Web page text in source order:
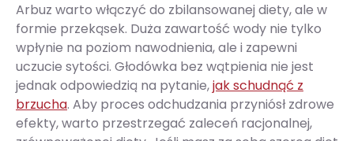
Arbuz warto włączyć do zbilansowanej diety, ale w
formie przekąsek. Duża zawartość wody nie tylko
wpłynie na poziom nawodnienia, ale i zapewni
uczucie sytości. Głodówka bez wątpienia nie jest
jednak odpowiedzią na pytanie,jak schudnąć z
brzucha. Aby proces odchudzania przyniósł zdrowe
efekty, warto przestrzegać zaleceń racjonalnej,